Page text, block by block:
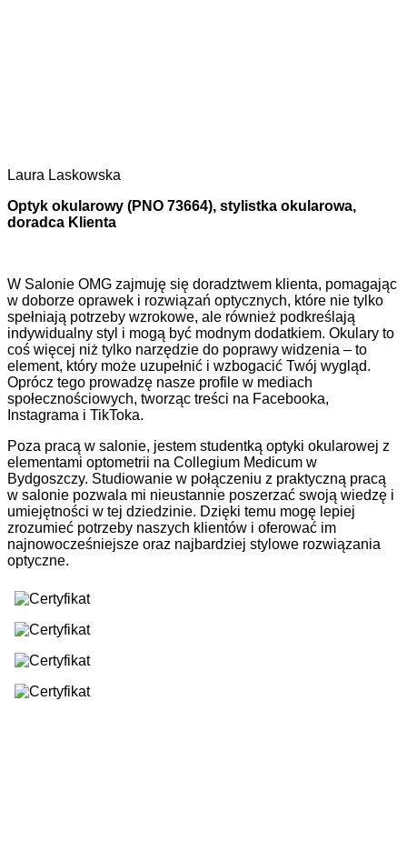
Laura Laskowska
Optyk okularowy (PNO 73664), stylistka okularowa,
doradca Klienta
W Salonie OMG zajmuję się doradztwem klienta, pomagając
w doborze oprawek i rozwiązań optycznych, które nie tylko
spełniają potrzeby wzrokowe, ale również podkreślają
indywidualny styl i mogą być modnym dodatkiem. Okulary to
coś więcej niż tylko narzędzie do poprawy widzenia – to
element, który może uzupełnić i wzbogacić Twój wygląd.
Oprócz tego prowadzę nasze profile w mediach
społecznościowych, tworząc treści na Facebooka,
Instagrama i TikToka.
Poza pracą w salonie, jestem studentką optyki okularowej z
elementami optometrii na Collegium Medicum w
Bydgoszczy. Studiowanie w połączeniu z praktyczną pracą
w salonie pozwala mi nieustannie poszerzać swoją wiedzę i
umiejętności w tej dziedzinie. Dzięki temu mogę lepiej
zrozumieć potrzeby naszych klientów i oferować im
najnowocześniejsze oraz najbardziej stylowe rozwiązania
optyczne.